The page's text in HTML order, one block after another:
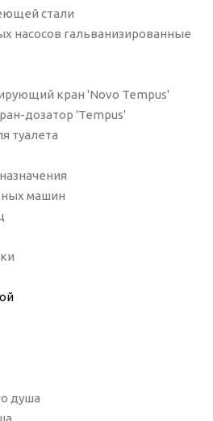
стали
насосов гальванизированные
кран 'Novo Tempus'
дозатор 'Tempus'
туалета
машин
душа